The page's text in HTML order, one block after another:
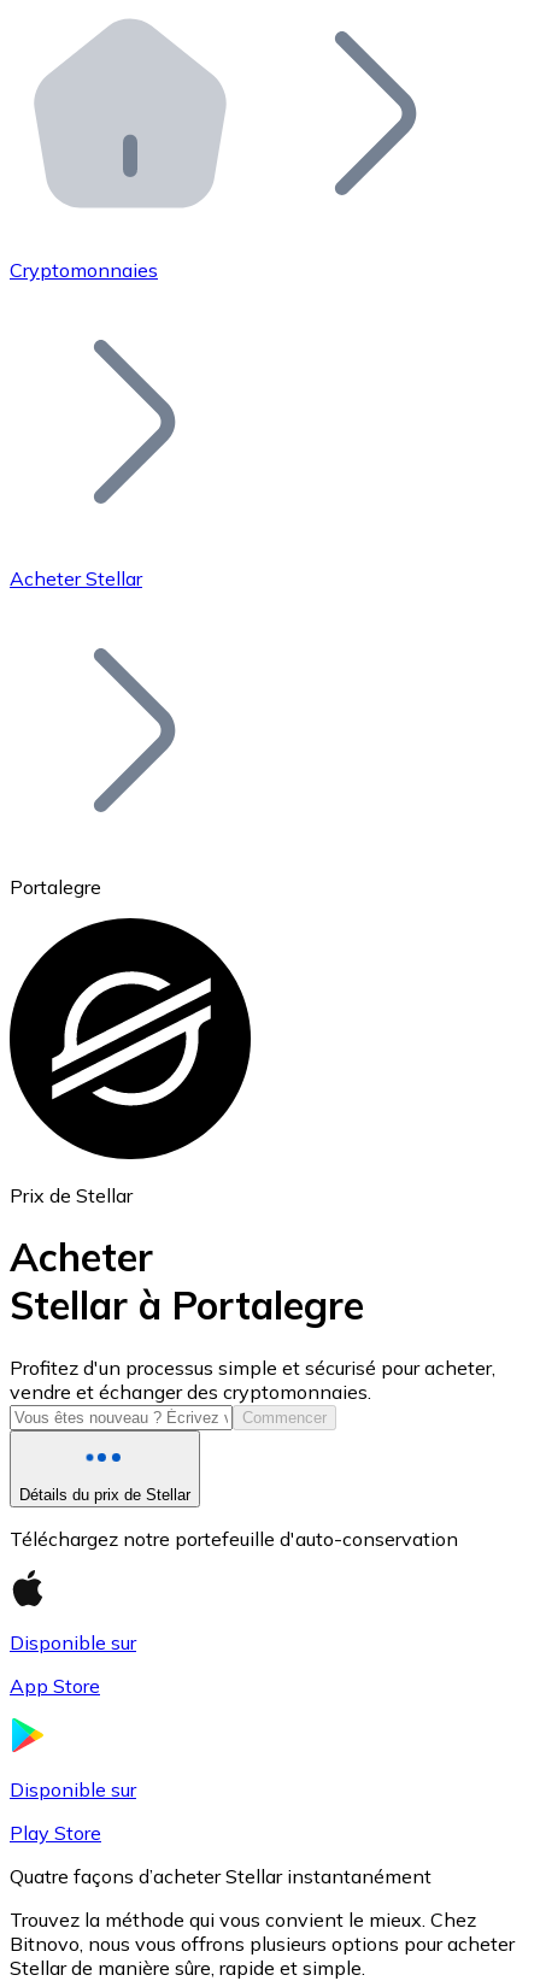
Distributeurs automatiques Bitnovo
Intégrez un ATM Bitnovo dans votre entreprise et
API Bitnovo
Intégrez notre API dans votre écosystème.
Rejoignez notre réseau de distributeurs et
Ajoutez le token de votre projet à notre service
Bitcoin
Ethereum
ETH
USD Coin
USDC
Cryptomonnaies
Acheter Stellar
Portalegre
Prix de Stellar
Acheter
Stellar à Portalegre
Profitez d'un processus simple et sécurisé pour acheter,
vendre et échanger des cryptomonnaies.
Commencer
Détails du prix de Stellar
Téléchargez notre portefeuille d'auto-conservation
Disponible sur
App Store
Disponible sur
Play Store
Quatre façons d’acheter Stellar instantanément
Trouvez la méthode qui vous convient le mieux. Chez
Bitnovo, nous vous offrons plusieurs options pour acheter
Stellar de manière sûre, rapide et simple.